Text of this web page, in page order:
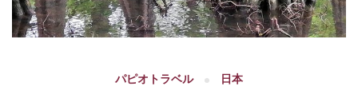
パピオトラベル 日本